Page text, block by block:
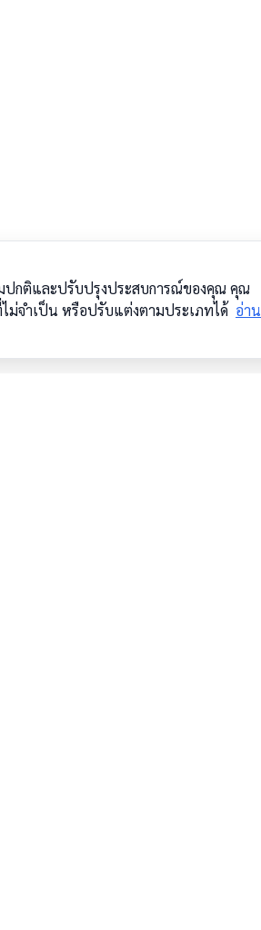
ปกติและปรับปรุงประสบการณ์ของคุณ คุณ
ม่จำเป็น หรือปรับแต่งตามประเภทได้ อ่าน